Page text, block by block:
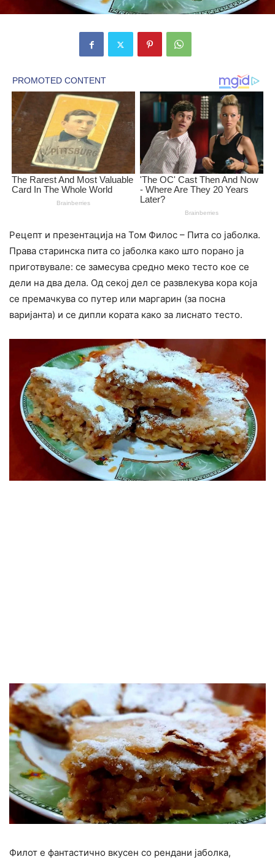
Рецепт и презентација на Том Филос – Пита со јаболка.
Права старинска пита со јаболка како што порано ја
приготвувале: се замесува средно меко тесто кое се
дели на два дела. Од секој дел се развлекува кора која
се премачкува со путер или маргарин (за посна
варијанта) и се дипли кората како за лиснато тесто.
Филот е фантастично вкусен со рендани јаболка,